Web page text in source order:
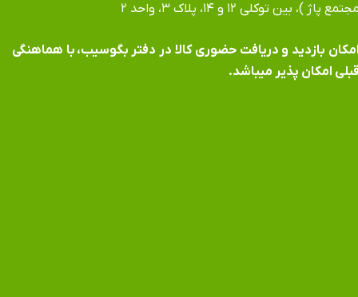
پاژ )، بین توکلی ۱۲ و ۱۴، پلاک ۳، واحد ۲
بازدید و دریافت حضوری کالا در دفتر بگوسیب، با هماهنگی
امکان پذیر میباشد.